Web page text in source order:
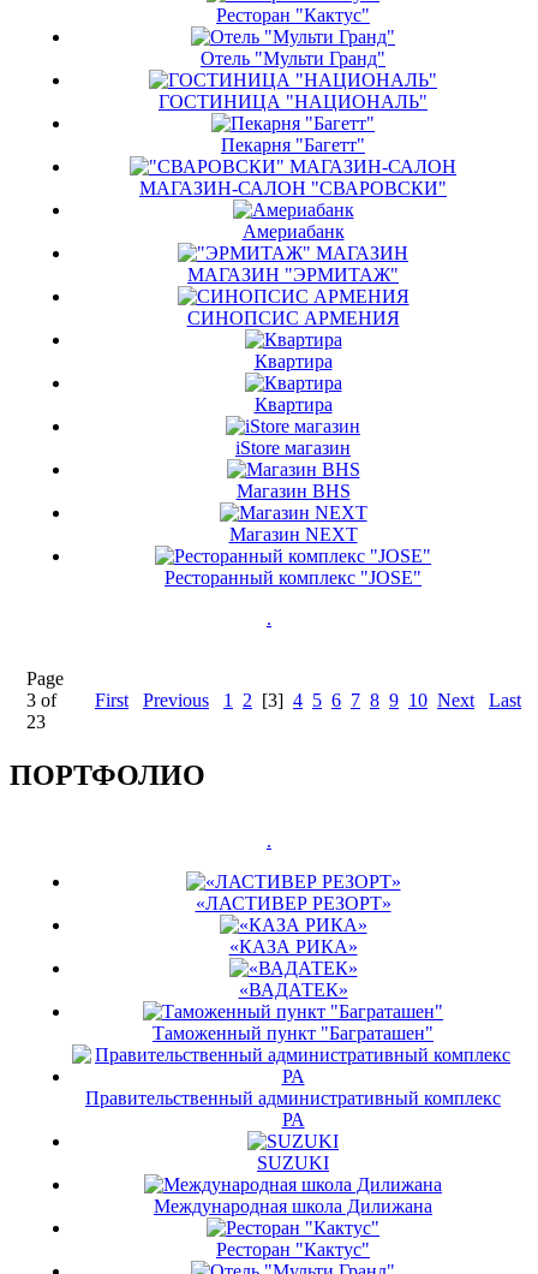
Ресторан "Кактус"
Отель "Мульти Гранд"
ГОСТИНИЦА "НАЦИОНАЛЬ"
Пекарня "Багетт"
МАГАЗИН-САЛОН "СВАРОВСКИ"
Америабанк
МАГАЗИН "ЭРМИТАЖ"
СИНОПСИС АРМЕНИЯ
Квартира
Квартира
iStore магазин
Магазин BHS
Магазин NEXT
Ресторанный комплекс "JOSE"
.
Page
3 of
23
First Previous 1 2 [3] 4 5 6 7 8 9 10 Next Last
ПОРТФОЛИО
.
«ЛАСТИВЕР РЕЗОРТ»
«КАЗА РИКА»
«ВАДАТЕК»
Таможенный пункт "Баграташен"
Правительственный административный комплекс
РА
SUZUKI
Международная школа Дилижана
Ресторан "Кактус"